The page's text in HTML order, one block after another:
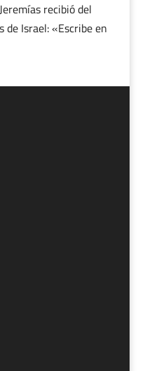
recibió del
de Israel: «Escribe en